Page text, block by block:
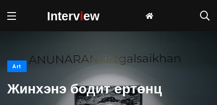
Interview
Art
Жинхэнэ бодит ертөнц